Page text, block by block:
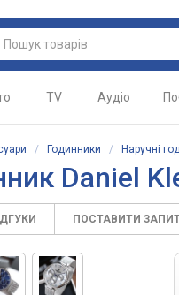
TV Аудіо
/ Годинники / Наручні
Daniel
ПОСТАВИТИ